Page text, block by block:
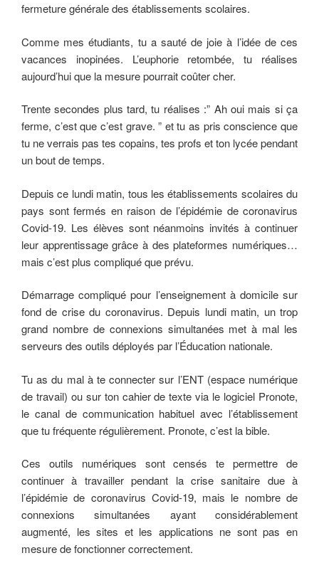
fermeture générale des établissements scolaires.
Comme mes étudiants, tu a sauté de joie à l’idée de ces
vacances inopinées. L’euphorie retombée, tu réalises
aujourd’hui que la mesure pourrait coûter cher.
Trente secondes plus tard, tu réalises :” Ah oui mais si ça
ferme, c’est que c’est grave. ” et tu as pris conscience que
tu ne verrais pas tes copains, tes profs et ton lycée pendant
un bout de temps.
Depuis ce lundi matin, tous les établissements scolaires du
pays sont fermés en raison de l’épidémie de coronavirus
Covid-19. Les élèves sont néanmoins invités à continuer
leur apprentissage grâce à des plateformes numériques…
mais c’est plus compliqué que prévu.
Démarrage compliqué pour l’enseignement à domicile sur
fond de crise du coronavirus. Depuis lundi matin, un trop
grand nombre de connexions simultanées met à mal les
serveurs des outils déployés par l’Éducation nationale.
Tu as du mal à te connecter sur l’ENT (espace numérique
de travail) ou sur ton cahier de texte via le logiciel Pronote,
le canal de communication habituel avec l’établissement
que tu fréquente régulièrement. Pronote, c’est la bible.
Ces outils numériques sont censés te permettre de
continuer à travailler pendant la crise sanitaire due à
l’épidémie de coronavirus Covid-19, mais le nombre de
connexions simultanées ayant considérablement
augmenté, les sites et les applications ne sont pas en
mesure de fonctionner correctement.